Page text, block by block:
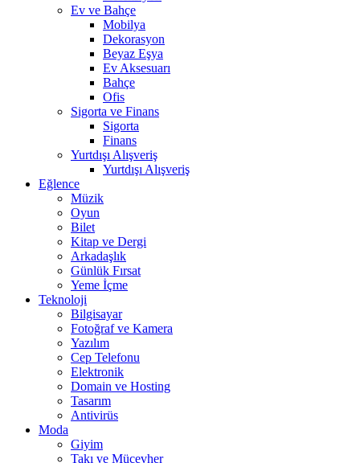
Ev ve Bahçe
Mobilya
Dekorasyon
Beyaz Eşya
Ev Aksesuarı
Bahçe
Ofis
Sigorta ve Finans
Sigorta
Finans
Yurtdışı Alışveriş
Yurtdışı Alışveriş
Eğlence
Müzik
Oyun
Bilet
Kitap ve Dergi
Arkadaşlık
Günlük Fırsat
Yeme İçme
Teknoloji
Bilgisayar
Fotoğraf ve Kamera
Yazılım
Cep Telefonu
Elektronik
Domain ve Hosting
Tasarım
Antivirüs
Moda
Giyim
Takı ve Mücevher